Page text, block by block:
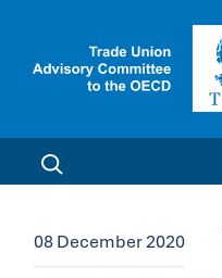
08 December 2020